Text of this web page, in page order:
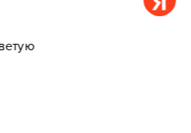
Огромную
года работы у меня
предыдущим
всегда оперативно